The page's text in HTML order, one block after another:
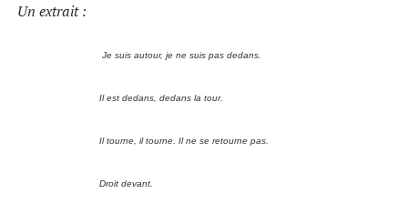
Un extrait :
Je suis autour, je ne suis pas dedans.
Il est dedans, dedans la tour.
Il tourne, il tourne. Il ne se retourne pas.
Droit devant.